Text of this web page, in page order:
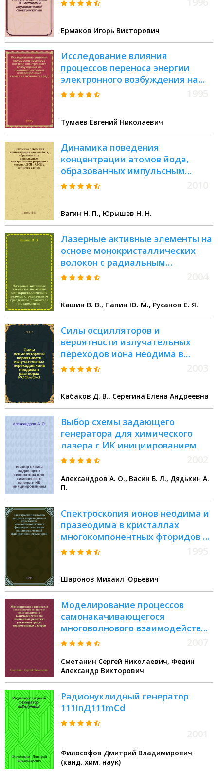
01.04.21
Ермаков Игорь Викторович
Исследование влияния
процессов переноса энергии
электронного возбуждения на
люминесцентные и
соиск. учен. степ. к.ф.-м.н. : Спец.
01.04.07
Тумаев Евгений Николаевич
Динамика поведения
концентрации атомов йода,
образованных импульсным
электрическим разрядом в
Вагин Н. П., Юрышев Н. Н.
Лазерные активные элементы на
основе монокристаллических
волокон с радиальным
градиентом показателя
Кашин В. В., Папин Ю. М., Русанов С. Я.
Силы осцилляторов и
вероятности излучательных
переходов иона неодима в
растворах POCl -MeCl -Nd (Me:Sn,
Кабаков Д. В., Серегина Елена Андреевна
Выбор схемы задающего
генератора для химического
лазера с ИК инициированием
Александров А. О., Васин Б. Л., Дядькин А.
П.
Спектроскопия ионов неодима и
празеодима в кристаллах
многокомпонентных фторидов с
частично разупорядоченной
степ. к.ф.-м.н
Шаронов Михаил Юрьевич
Моделирование процессов
самонакачивающегося
многоволнового взаимодействия
на смешанных решетках
твердотельных лазеров :
монография
Сметанин Сергей Николаевич, Федин
Александр Викторович
Радионуклидный генератор
111InД111mCd
Философов Дмитрий Владимирович
(канд. хим. наук)